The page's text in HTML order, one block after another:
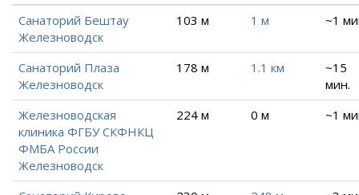
Санаторий Бештау
Железноводск
103 м 1 м ~1
Санаторий Плаза
Железноводск
178 м 1.1 км
~15
мин.
Железноводская
клиника ФГБУ СКФНКЦ
ФМБА России
Железноводск
224 м 0 м ~1